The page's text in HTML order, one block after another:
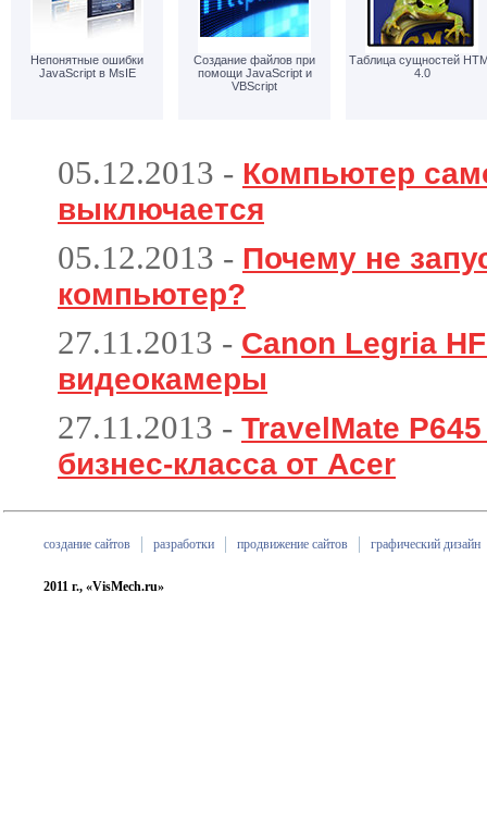
Непонятные ошибки
JavaScript в MsIE
Создание файлов при
помощи JavaScript и
VBScript
Таблица сущностей
4.0
05.12.2013 - Компьютер
выключается
05.12.2013 - Почему не
компьютер?
27.11.2013 - Canon Legria
видеокамеры
27.11.2013 - TravelMate
бизнес-класса от Acer
создание сайтов разработки продвижение сайтов графический дизайн
2011 г., «VisMech.ru»